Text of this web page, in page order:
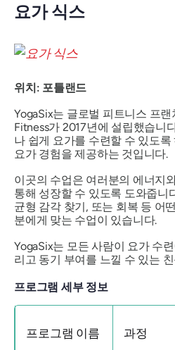
요가 식스
위치: 포틀랜드
YogaSix는 글로벌 피트니스 프
Fitness가 2017년에 설립했습니
나 쉽게 요가를 수련할 수 있도
요가 경험을 제공하는 것입니다.
이곳의 수업은 여러분의 에너지
통해 성장할 수 있도록 도와줍니
균형 감각 찾기, 또는 회복 등 어
분에게 맞는 수업이 있습니다.
YogaSix는 모든 사람이 요가 수
리고 동기 부여를 느낄 수 있는
프로그램 세부 정보
프로그램 이름 과정